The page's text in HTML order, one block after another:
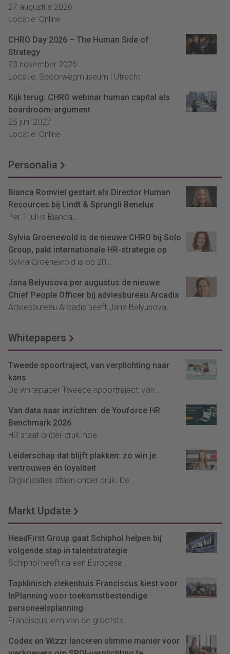
27 augustus 2026
Locatie: Online
CHRO Day 2026 – The Human Side of
Strategy
23 november 2026
Locatie: Spoorwegmuseum | Utrecht
Kijk terug: CHRO webinar human capital als
boardroom-argument
25 juni 2027
Locatie: Online
Personalia
Bianca Romviel gestart als Director Human
Resources bij Lindt & Sprungli Benelux
Per 1 juli is Bianca...
Sylvia Groenewold is de nieuwe CHRO bij Solo
Group, pakt internationale HR-strategie op
Sylvia Groenewold is op 20...
Jana Belyusova per augustus de nieuwe
Chief People Officer bij adviesbureau Arcadis
Adviesbureau Arcadis heeft Jana Belyusova...
Whitepapers
Tweede spoortraject, van verplichting naar
kans
De whitepaper Tweede spoortraject: van...
Van data naar inzichten: de Youforce HR
Benchmark 2026
HR staat onder druk: hoe...
Leiderschap dat blijft plakken: zo win je
vertrouwen én loyaliteit
Organisaties staan onder druk. De...
Markt Update
HeadFirst Group gaat Schiphol helpen bij
volgende stap in talentstrategie
Schiphol heeft na een Europese...
Topklinisch ziekenhuis Franciscus kiest voor
InPlanning voor toekomstbestendige
personeelsplanning
Franciscus, een van de grootste...
Codex en Wizzr lanceren slimme manier voor